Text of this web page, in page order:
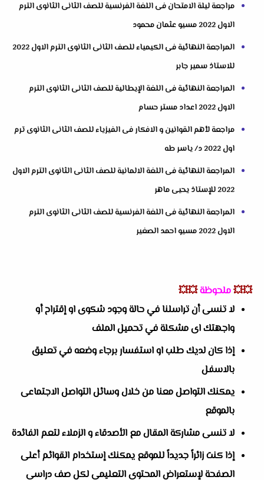
مراجعة ليلة الامتحان فى اللغة الفرنسية للصف الثانى الثانوى الترم
الاول 2022 مسيو عثمان محمود
المراجعة النهائية فى الكيمياء للصف الثانى الثانوى الترم الاول 2022
للاستاذ سمير جابر
المراجعة النهائية فى اللغة الإيطالية للصف الثانى الثانوى الترم
الاول 2022 اعداد مستر حسام
مراجعة لأهم القوانين و الافكار فى الفيزياء للصف الثانى الثانوى ترم
اول 2022 د/ ياسر طه
المراجعة النهائية فى اللغة الالمانية للصف الثانى الثانوى الترم الاول
2022 للإستاذ يحيى ماهر
المراجعة النهائية فى اللغة الفرنسية للصف الثانى الثانوى الترم
الاول 2022 مسيو احمد الصغير
💥💥ملحوظة💥💥
لا تنسى أن تراسلنا في حالة وجود شكوى او إقتراح أو
واجهتك اى مشكلة في تحميل الملف
إذا كان لديك طلب او استفسار برجاء وضعه في تعليق
بالاسفل
يمكنك التواصل معنا من خلال وسائل التواصل الاجتماعى
بالموقع
لا تنسى مشاركة المقال مع الأصدقاء و الزملاء لتعم الفائدة
إذا كنت زائراً جديداً للموقع يمكنك إستخدام القوائم أعلى
الصفحة لإستعراض المحتوى التعليمى لكل صف دراسى